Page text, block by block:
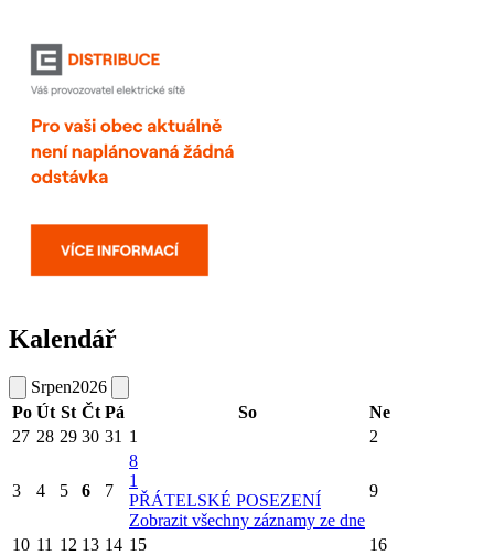
Kalendář
Srpen2026
Po Út St Čt Pá So
Ne
27 28 29 30 31 1 2
3 4 5 6 7
8
1
PŘÁTELSKÉ POSEZENÍ
Zobrazit všechny záznamy ze dne
9
10 11 12 13 14 15
16